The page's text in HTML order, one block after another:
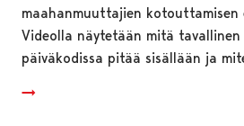
maahanmuuttajien kotouttamisen
Videolla näytetään mitä tavallinen
päiväkodissa pitää sisällään ja